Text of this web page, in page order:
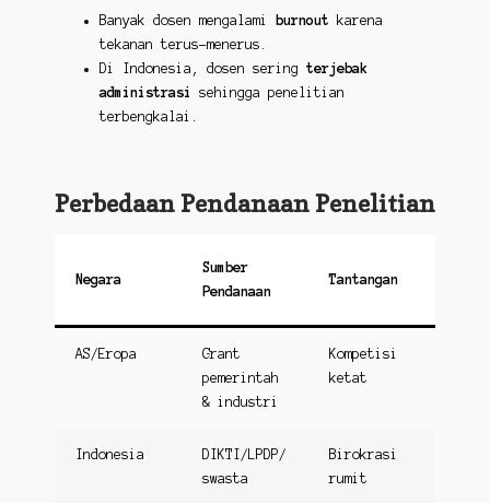
Banyak dosen mengalami burnout karena
tekanan terus-menerus.
Di Indonesia, dosen sering terjebak
administrasi
sehingga penelitian
terbengkalai.
Perbedaan Pendanaan Penelitian
Negara
Sumber
Pendanaan
Tantangan
AS/Eropa
Grant
pemerintah
& industri
Kompetisi
ketat
Indonesia
DIKTI/LPDP/
swasta
Birokrasi
rumit